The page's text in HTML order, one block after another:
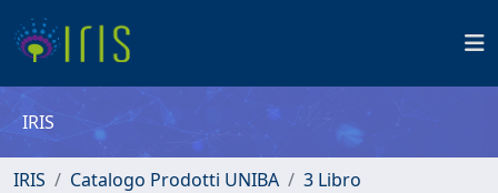
IRIS
IRIS Catalogo Prodotti UNIBA
3 Libro